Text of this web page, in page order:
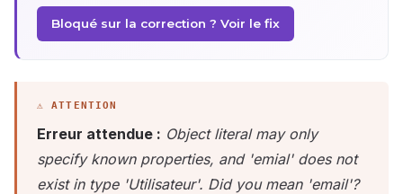
Bloqué sur la correction ? Voir le fix
Erreur attendue : Object literal may only
specify known properties, and 'emial' does not
exist in type 'Utilisateur'. Did you mean 'email'?